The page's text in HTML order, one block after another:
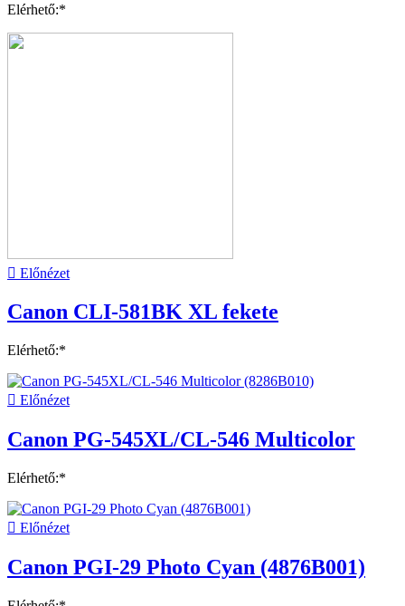
Elérhető:*
 Előnézet
Canon CLI-581BK XL fekete
Elérhető:*
 Előnézet
Canon PG-545XL/CL-546 Multicolor
Elérhető:*
 Előnézet
Canon PGI-29 Photo Cyan (4876B001)